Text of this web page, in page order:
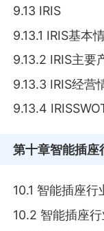
9.13 IRIS
9.13.1 IRIS基本
9.13.2 IRIS主要
9.13.3 IRIS经营
9.13.4
第十章智能插座
10.1 智能插座
10.2 智能插座